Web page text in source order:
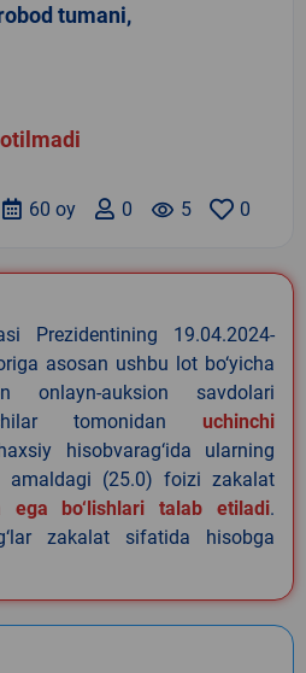
tumani,
0
remove_red_eye 5
0
60 oy
Prezidentining 19.04.2024-
asosan ushbu lot bo‘yicha
onlayn-auksion savdolari
tomonidan uchinchi
hisobvarag‘ida ularning
amaldagi (25.0) foizi zakalat
ega bo‘lishlari talab etiladi.
zakalat sifatida hisobga